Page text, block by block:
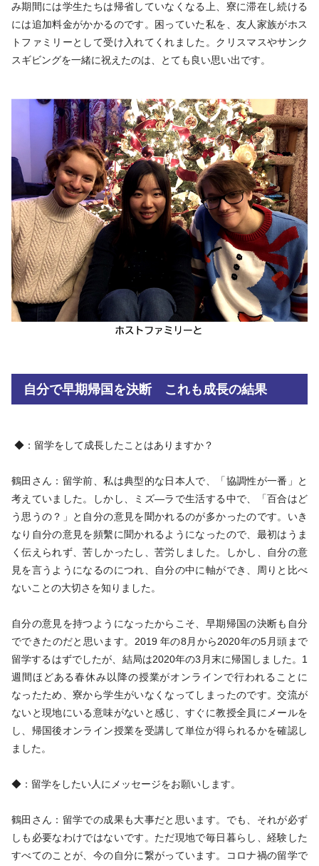
み期間には学生たちは帰省していなくなる上、寮に滞在し続ける
には追加料金がかかるのです。困っていた私を、友人家族がホス
トファミリーとして受け入れてくれました。クリスマスやサンク
スギビングを一緒に祝えたのは、とても良い思い出です。
自分で早期帰国を決断 これも成長の結果
◆：留学をして成長したことはありますか？
鶴田さん：留学前、私は典型的な日本人で、「協調性が一番」と
考えていました。しかし、ミズ―ラで生活する中で、「百合はど
う思うの？」と自分の意見を聞かれるのが多かったのです。いき
なり自分の意見を頻繫に聞かれるようになったので、最初はうま
く伝えられず、苦しかったし、苦労しました。しかし、自分の意
見を言うようになるのにつれ、自分の中に軸ができ、周りと比べ
ないことの大切さを知りました。
自分の意見を持つようになったからこそ、早期帰国の決断も自分
でできたのだと思います。2019 年の8月から2020年の5月頭まで
留学するはずでしたが、結局は2020年の3月末に帰国しました。1
週間ほどある春休み以降の授業がオンラインで行われることに
なったため、寮から学生がいなくなってしまったのです。交流が
ないと現地にいる意味がないと感じ、すぐに教授全員にメールを
し、帰国後オンライン授業を受講して単位が得られるかを確認し
ました。
◆：留学をしたい人にメッセージをお願いします。
鶴田さん：留学での成果も大事だと思います。でも、それが必ず
しも必要なわけではないです。ただ現地で毎日暮らし、経験した
すべてのことが、今の自分に繋がっています。コロナ禍の留学で